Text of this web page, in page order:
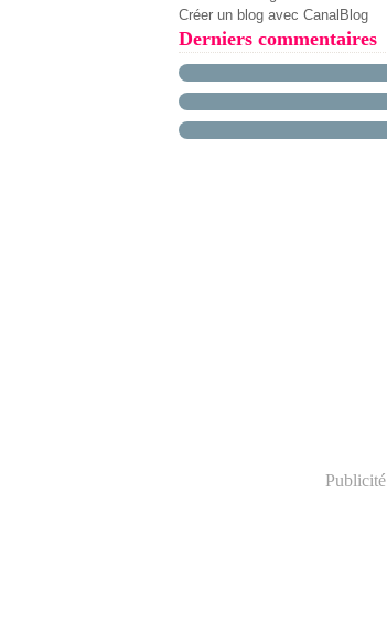
Créer un blog avec CanalBlog
Derniers commentaires
Publicité